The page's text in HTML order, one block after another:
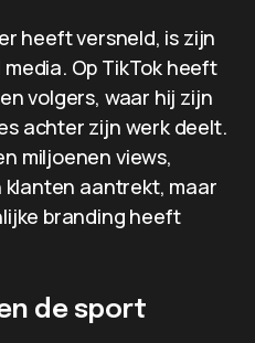
heeft versneld, is zijn
Op TikTok heeft
volgers, waar hij zijn
achter zijn werk deelt.
miljoenen views,
aantrekt, maar
branding heeft
de sport